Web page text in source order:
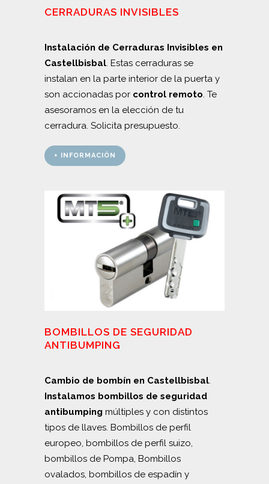
CERRADURAS INVISIBLES
Instalación de Cerraduras Invisibles en
Castellbisbal. Estas cerraduras se
instalan en la parte interior de la puerta y
son accionadas por control remoto. Te
asesoramos en la elección de tu
cerradura. Solicita presupuesto.
+ INFORMACIÓN
BOMBILLOS DE SEGURIDAD
ANTIBUMPING
Cambio de bombín en Castellbisbal.
Instalamos bombillos de seguridad
antibumping múltiples y con distintos
tipos de llaves. Bombillos de perfil
europeo, bombillos de perfil suizo,
bombillos de Pompa, Bombillos
ovalados, bombillos de espadín y